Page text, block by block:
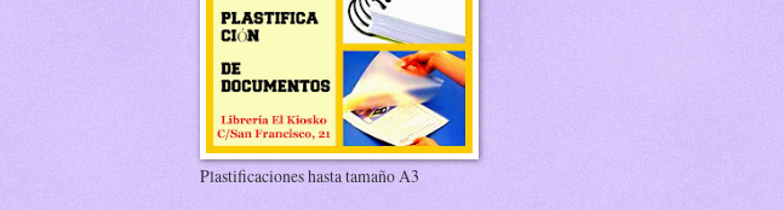
Plastificaciones hasta tamaño A3